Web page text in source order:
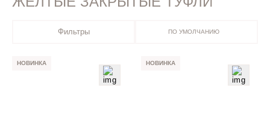
Фильтры ПО УМОЛЧАНИЮ
НОВИНКА НОВИНКА